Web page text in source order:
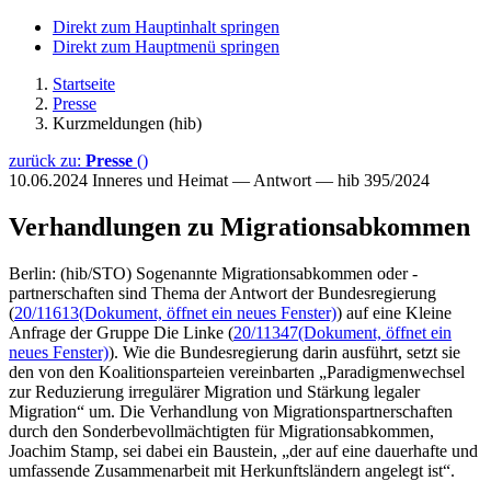
Direkt zum Hauptinhalt springen
Direkt zum Hauptmenü springen
Startseite
Presse
Kurzmeldungen (hib)
zurück zu: Presse ()
10.06.2024 Inneres und Heimat — Antwort — hib 395/2024
Verhandlungen zu Migrationsabkommen
Berlin: (hib/STO) Sogenannte Migrationsabkommen oder -
partnerschaften sind Thema der Antwort der Bundesregierung
(20/11613(Dokument, öffnet ein neues Fenster)) auf eine Kleine
Anfrage der Gruppe Die Linke (20/11347(Dokument, öffnet ein
neues Fenster)). Wie die Bundesregierung darin ausführt, setzt sie
den von den Koalitionsparteien vereinbarten „Paradigmenwechsel
zur Reduzierung irregulärer Migration und Stärkung legaler
Migration“ um. Die Verhandlung von Migrationspartnerschaften
durch den Sonderbevollmächtigten für Migrationsabkommen,
Joachim Stamp, sei dabei ein Baustein, „der auf eine dauerhafte und
umfassende Zusammenarbeit mit Herkunftsländern angelegt ist“.